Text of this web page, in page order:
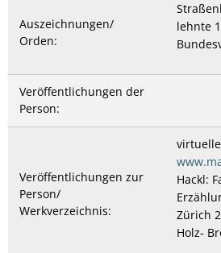
Auszeichnungen/
Orden:
lehnte
Veröffentlichungen der
Person:
Veröffentlichungen zur
Person/
Werkverzeichnis:
Hackl:
Zürich
Holz-